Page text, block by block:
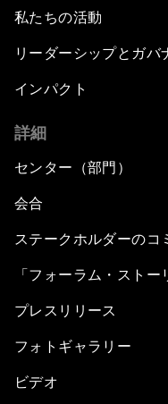
私たちの活動
リーダーシップとガバ
インパクト
詳細
センター（部門）
会合
ステークホルダーのコ
「フォーラム・ストー
プレスリリース
フォトギャラリー
ビデオ